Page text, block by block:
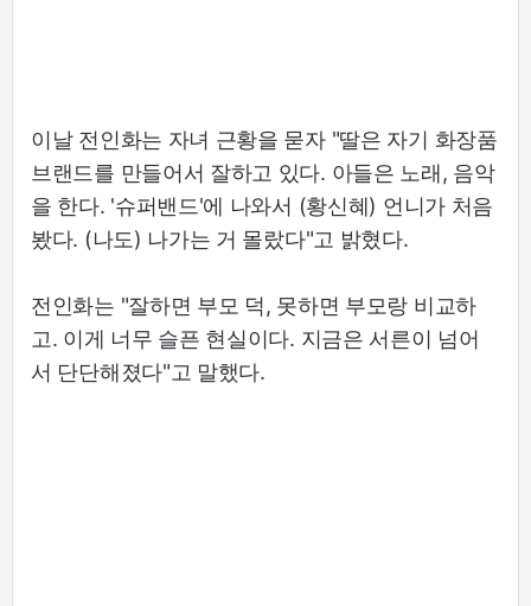
이날 전인화는 자녀 근황을 묻자 "딸은 자기 화장품
브랜드를 만들어서 잘하고 있다. 아들은 노래, 음악
을 한다. '슈퍼밴드'에 나와서 (황신혜) 언니가 처음
봤다. (나도) 나가는 거 몰랐다"고 밝혔다.
전인화는 "잘하면 부모 덕, 못하면 부모랑 비교하
고. 이게 너무 슬픈 현실이다. 지금은 서른이 넘어
서 단단해졌다"고 말했다.